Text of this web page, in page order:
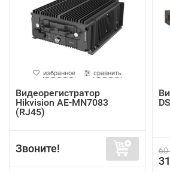
избранное сравнить
Видеорегистратор
Hikvision AE-MN7083
(RJ45)
Звоните! 60